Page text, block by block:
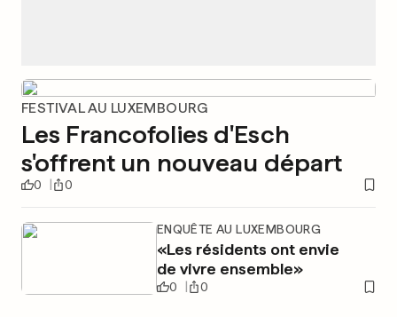
FESTIVAL AU LUXEMBOURG
Les Francofolies d'Esch
s'offrent un nouveau départ
0 0
ENQUÊTE AU LUXEMBOURG
«Les résidents ont envie
de vivre ensemble»
0 0